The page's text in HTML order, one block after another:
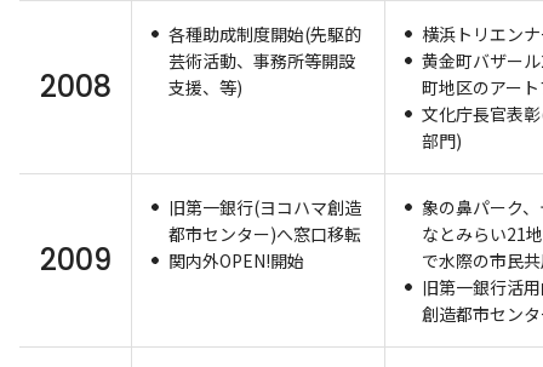
2008
各種助成制度開始(先駆的
芸術活動、事務所等開設
支援、等)
横浜トリエン
黄金町バザー
町地区のアー
文化庁長官表
部門)
2009
旧第一銀行(ヨコハマ創造
都市センター)へ窓口移転
関内外OPEN!開始
象の鼻パーク
なとみらい21
で水際の市民
旧第一銀行活
創造都市セン